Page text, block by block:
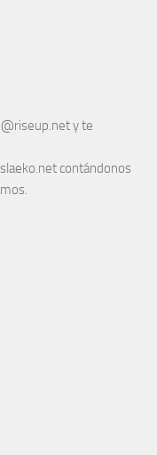
y te
contándonos